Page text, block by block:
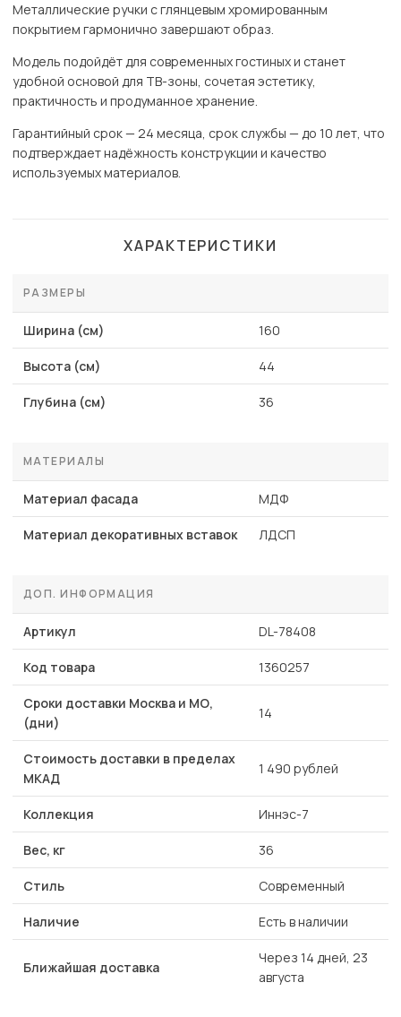
Металлические ручки с глянцевым хромированным
покрытием гармонично завершают образ.
Модель подойдёт для современных гостиных и станет
удобной основой для ТВ-зоны, сочетая эстетику,
практичность и продуманное хранение.
Гарантийный срок — 24 месяца, срок службы — до 10 лет, что
подтверждает надёжность конструкции и качество
используемых материалов.
ХАРАКТЕРИСТИКИ
РАЗМЕРЫ
Ширина (см) 160
Высота (см) 44
Глубина (см) 36
МАТЕРИАЛЫ
Материал фасада МДФ
Материал декоративных вставок ЛДСП
ДОП. ИНФОРМАЦИЯ
Артикул DL-78408
Код товара 1360257
Сроки доставки Москва и МО,
(дни)
14
Стоимость доставки в пределах
МКАД
1 490 рублей
Коллекция Иннэс-7
Вес, кг 36
Стиль Современный
Наличие Есть в наличии
Ближайшая доставка
Через 14 дней, 23
августа